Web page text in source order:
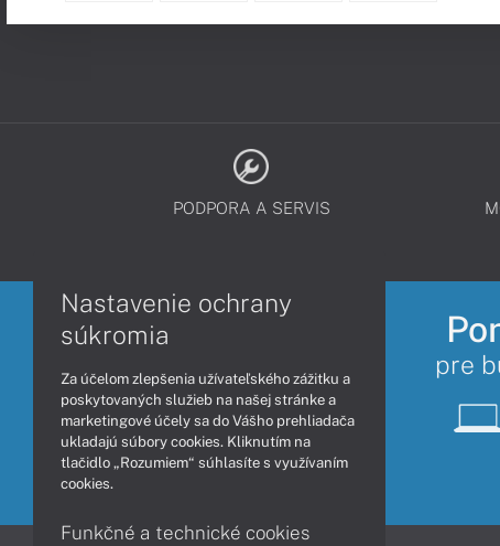
PODPORA A SERVIS
pre
Nastavenie ochrany
súkromia
Za účelom zlepšenia užívateľského zážitku a
poskytovaných služieb na našej stránke a
marketingové účely sa do Vášho prehliadača
ukladajú súbory cookies. Kliknutím na
tlačidlo „Rozumiem“ súhlasíte s využívaním
cookies.
Funkčné a technické cookies